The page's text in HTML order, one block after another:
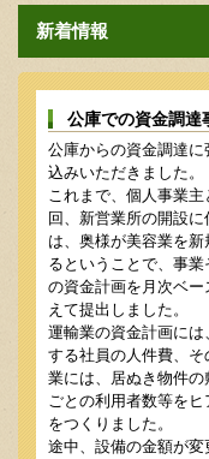
新着情報
公庫での資金調
公庫からの資金調達
込みいただきました。
これまで、個人事業
回、新営業所の開設
は、奥様が美容業を
るということで、事
の資金計画を月次ベ
えて提出しました。
運輸業の資金計画に
する社員の人件費、
業には、居ぬき物件
ごとの利用者数等を
をつくりました。
途中、設備の金額が